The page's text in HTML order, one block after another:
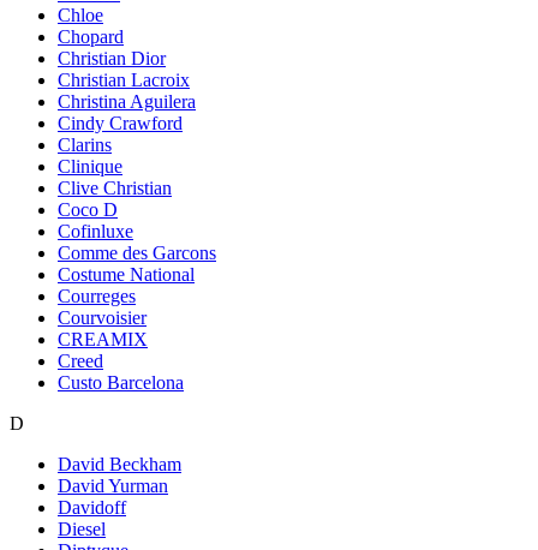
Chloe
Chopard
Christian Dior
Christian Lacroix
Christina Aguilera
Cindy Crawford
Clarins
Clinique
Clive Christian
Coco D
Cofinluxe
Comme des Garcons
Costume National
Courreges
Courvoisier
CREAMIX
Creed
Custo Barcelona
D
David Beckham
David Yurman
Davidoff
Diesel